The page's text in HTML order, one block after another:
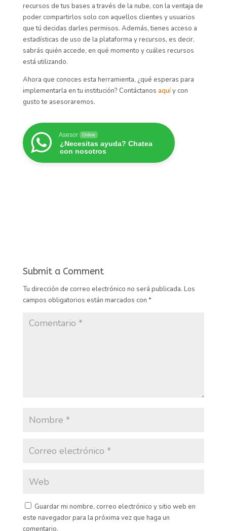
recursos de tus bases a través de la nube, con la ventaja de
poder compartirlos solo con aquellos clientes y usuarios
que tú decidas darles permisos. Además, tienes acceso a
estadísticas de uso de la plataforma y recursos, es decir,
sabrás quién accede, en qué momento y cuáles recursos
está utilizando.
Ahora que conoces esta herramienta, ¿qué esperas para
implementarla en tu institución? Contáctanos aquíy con
gusto te asesoraremos.
Asesor Online
¿Necesitas ayuda? Chatea
con nosotros
Submit a Comment
Tu dirección de correo electrónico no será publicada. Los
campos obligatorios están marcados con *
Guardar mi nombre, correo electrónico y sitio web en
este navegador para la próxima vez que haga un
comentario.